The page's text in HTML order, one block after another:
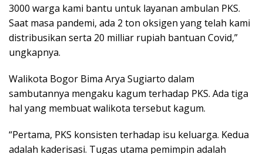
3000 warga kami bantu untuk layanan ambulan PKS.
Saat masa pandemi, ada 2 ton oksigen yang telah kami
distribusikan serta 20 milliar rupiah bantuan Covid,”
ungkapnya.
Walikota Bogor Bima Arya Sugiarto dalam
sambutannya mengaku kagum terhadap PKS. Ada tiga
hal yang membuat walikota tersebut kagum.
“Pertama, PKS konsisten terhadap isu keluarga. Kedua
adalah kaderisasi. Tugas utama pemimpin adalah